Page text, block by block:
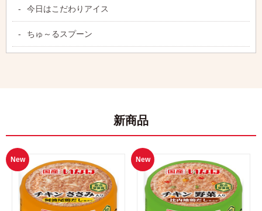
今日はこだわりアイス
ちゅ～るスプーン
新商品
New New